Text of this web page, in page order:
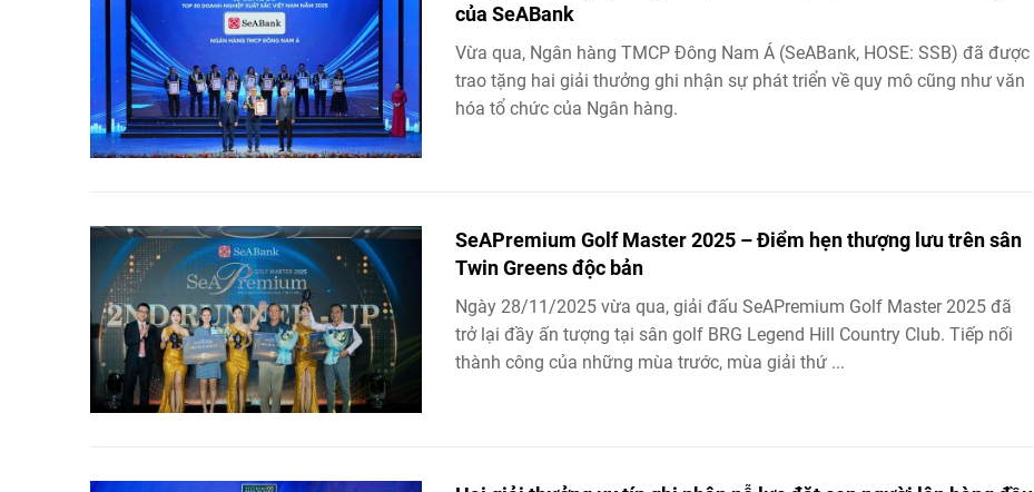
của SeABank
Vừa qua, Ngân hàng TMCP Đông Nam Á (SeABank, HOSE: SSB) đã được
trao tặng hai giải thưởng ghi nhận sự phát triển về quy mô cũng như văn
hóa tổ chức của Ngân hàng.
SeAPremium Golf Master 2025 – Điểm hẹn thượng lưu trên sân
Twin Greens độc bản
Ngày 28/11/2025 vừa qua, giải đấu SeAPremium Golf Master 2025 đã
trở lại đầy ấn tượng tại sân golf BRG Legend Hill Country Club. Tiếp nối
thành công của những mùa trước, mùa giải thứ ...